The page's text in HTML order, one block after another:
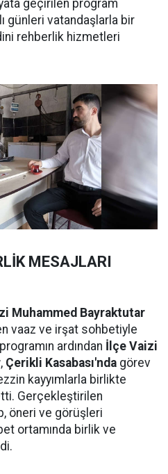
geçirilen program
günleri vatandaşlarla bir
rehberlik hizmetleri
MESAJLARI
Muhammed Bayraktutar
vaaz ve irşat sohbetiyle
ardından İlçe Vaizi
, Çerikli Kasabası'nda görev
kayyımlarla birlikte
Gerçekleştirilen
öneri ve görüşleri
ortamında birlik ve